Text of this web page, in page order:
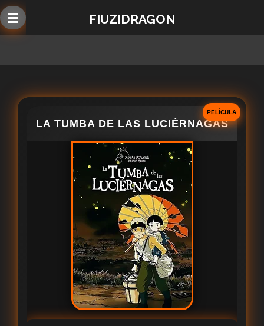
Ir
al
FIUZIDRAGON
PELÍCULA
LA TUMBA DE LAS LUCIÉRNAGAS